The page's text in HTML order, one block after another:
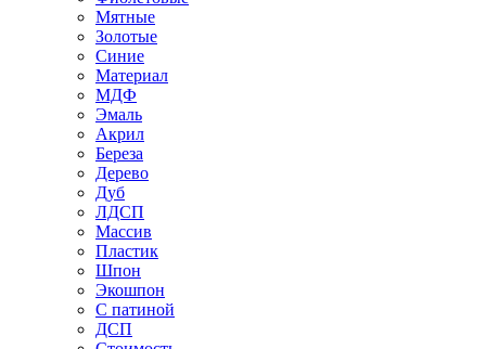
Мятные
Золотые
Синие
Материал
МДФ
Эмаль
Акрил
Береза
Дерево
Дуб
ЛДСП
Массив
Пластик
Шпон
Экошпон
С патиной
ДСП